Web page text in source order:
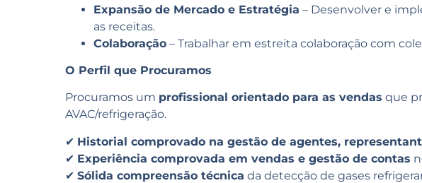
Expansão de Mercado e Estratégia – Desenvolver e
as receitas.
Colaboração – Trabalhar em estreita colaboração com
O Perfil que Procuramos
Procuramos um profissional orientado para as vendas que
AVAC/refrigeração.
✔ Historial comprovado na gestão de agentes,
✔ Experiência comprovada em vendas e gestão de contas
✔ Sólida compreensão técnica da detecção de gases